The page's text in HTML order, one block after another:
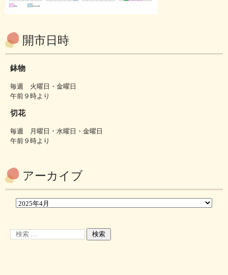
開市日時
鉢物
毎週 火曜日・金曜日
午前９時より
切花
毎週 月曜日・水曜日・金曜日
午前９時より
アーカイブ